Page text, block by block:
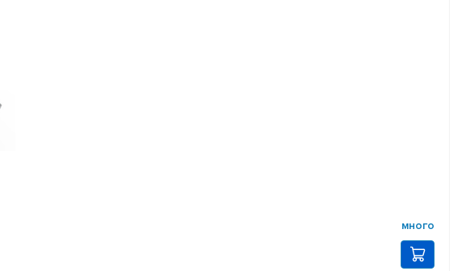
много